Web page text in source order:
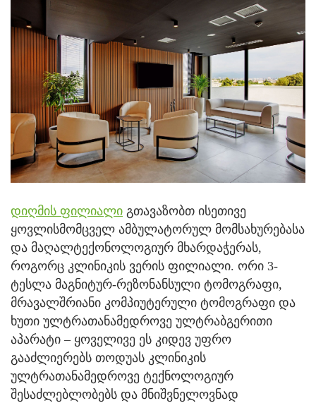
დიღმის ფილიალი გთავაზობთ ისეთივე
ყოვლისმომცველ ამბულატორულ მომსახურებასა
და მაღალტექონოლოგიურ მხარდაჭერას,
როგორც კლინიკის ვერის ფილიალი. ორი 3-
ტესლა მაგნიტურ-რეზონანსული ტომოგრაფი,
მრავალშრიანი კომპიუტერული ტომოგრაფი და
ხუთი ულტრათანამედროვე ულტრაბგერითი
აპარატი – ყოველივე ეს კიდევ უფრო
გააძლიერებს თოდუას კლინიკის
ულტრათანამედროვე ტექნოლოგიურ
შესაძლებლობებს და მნიშვნელოვნად